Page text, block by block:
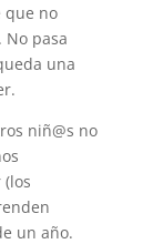
que no
pasa
una
niñ@s no
un año.